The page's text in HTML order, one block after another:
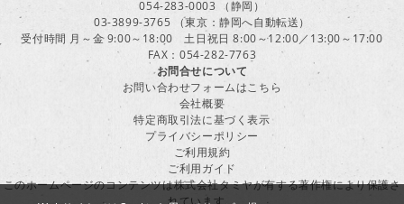
054-283-0003 （静岡）
03-3899-3765 （東京：静岡へ自動転送）
受付時間 月～金 9:00～18:00 土日祝日 8:00～12:00／13:00～17:00
FAX：054-282-7763
お問合せについて
お問い合わせフォームはこちら
会社概要
特定商取引法に基づく表示
プライバシーポリシー
ご利用規約
ご利用ガイド
このホームページのコンテンツは株式会社タミヤが有する著作権により保護さ
れています。